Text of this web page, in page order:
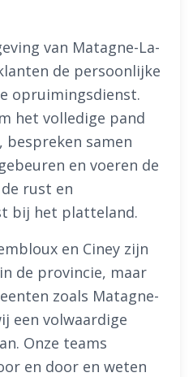
van Matagne-La-
de persoonlijke
opruimingsdienst.
het volledige pand
samen
en voeren de
rust en
bij het platteland.
en Ciney zijn
de provincie, maar
zoals Matagne-
een volwaardige
Onze teams
en door en weten